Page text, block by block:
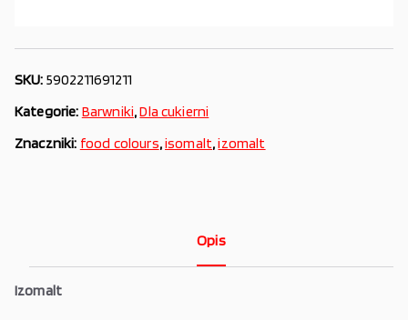
SKU: 5902211691211
Kategorie: Barwniki,Dla cukierni
Znaczniki: food colours,isomalt,izomalt
Opis
Izomalt